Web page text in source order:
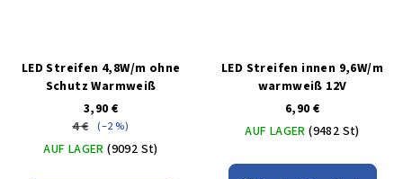
LED Streifen 4,8W/m ohne
Schutz Warmweiß
3,90 €
4 € (–2 %)
AUF LAGER(9092 St)
LED Streifen innen 9,6W/m
warmweiß 12V
6,90 €
AUF LAGER(9482 St)